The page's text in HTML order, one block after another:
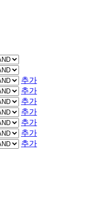
추가
추가
추가
추가
추가
추가
추가